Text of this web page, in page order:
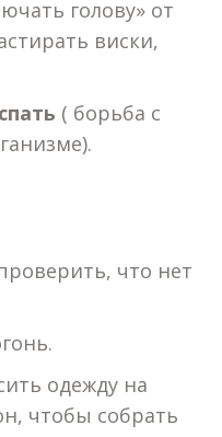
голову» от
виски,
( борьба с
что нет
одежду на
чтобы собрать